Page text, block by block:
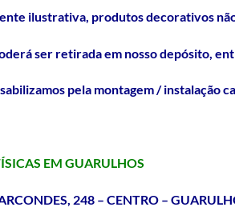
ilustrativa, produtos decorativos
ser retirada em nosso depósito,
pela montagem / instalação
EM GUARULHOS
248 – CENTRO –